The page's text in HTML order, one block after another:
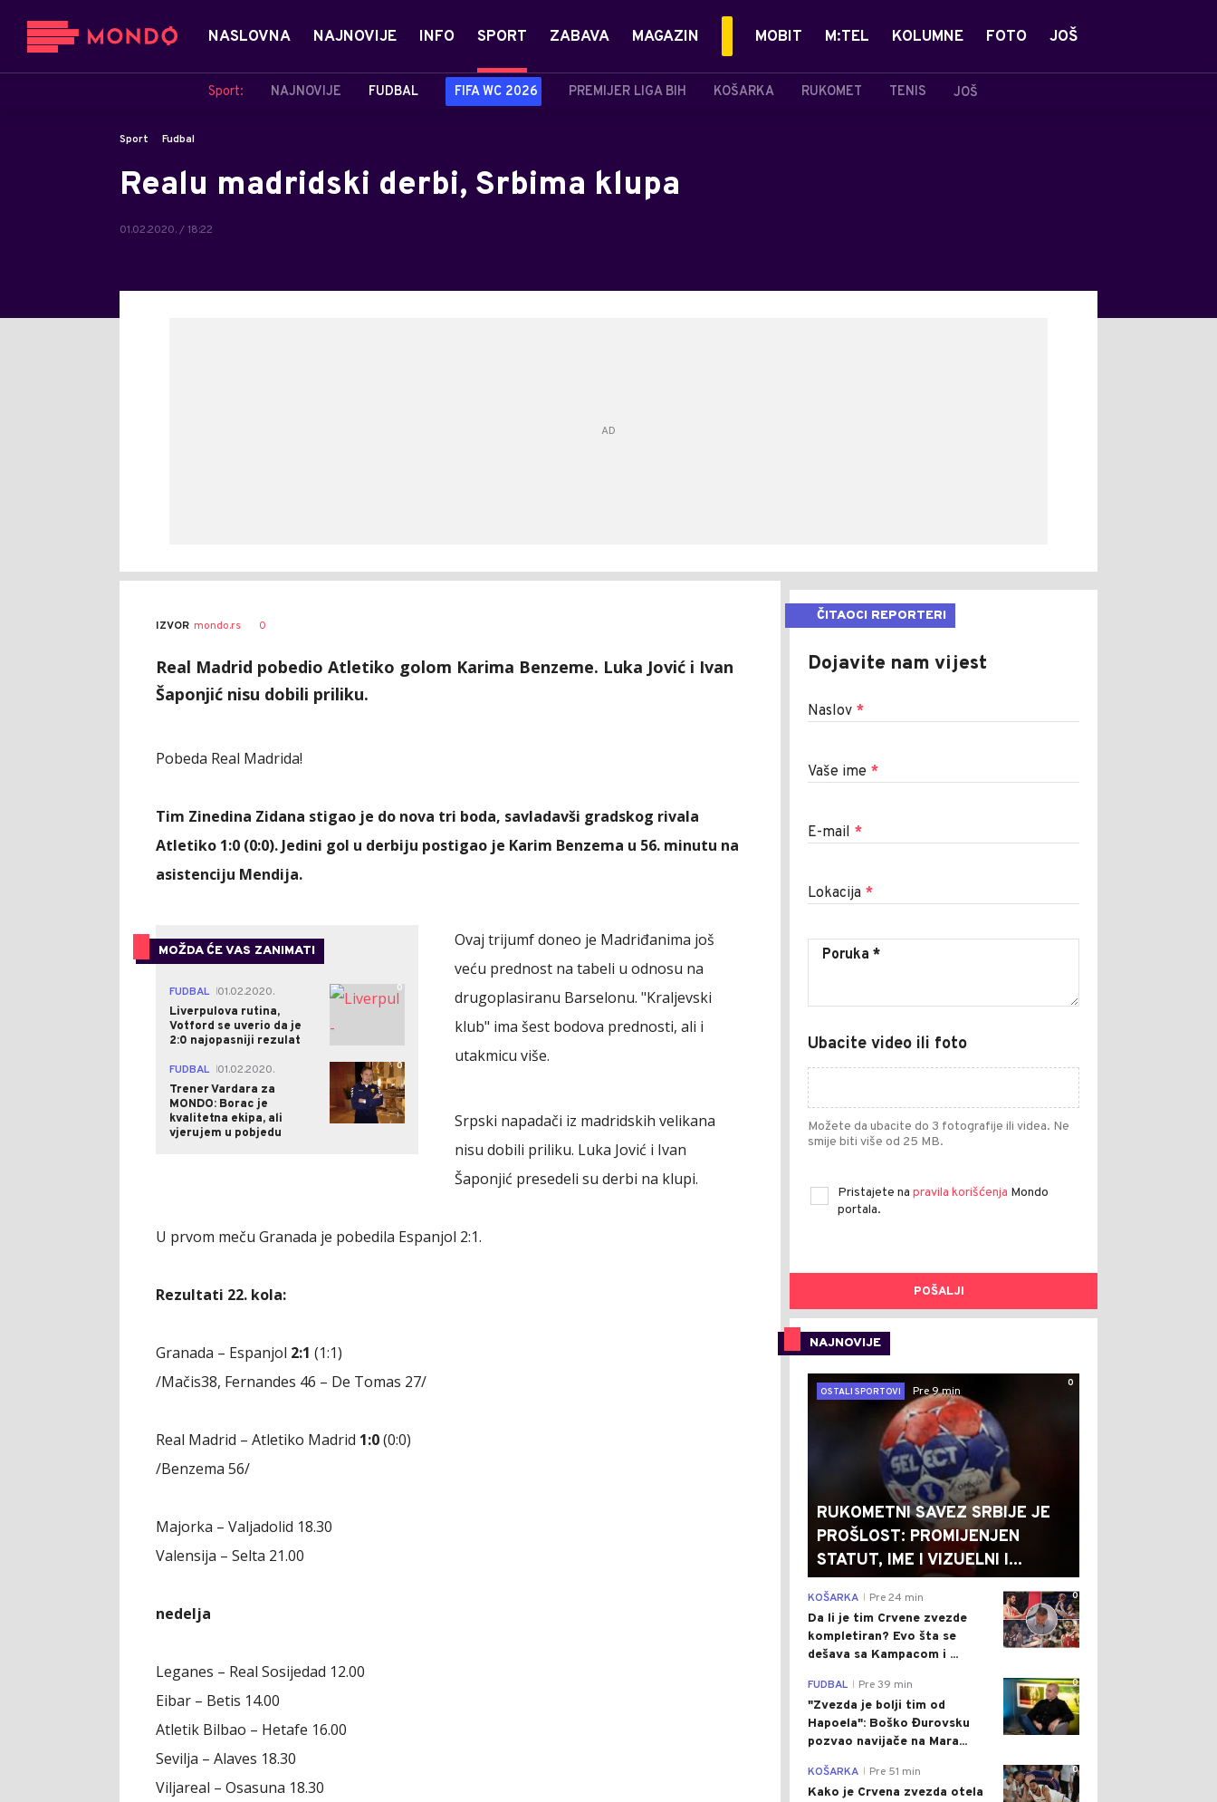
NASLOVNA NAJNOVIJE INFO SPORT
Sport: NAJNOVIJE FUDBAL FIFA WC 2026 PREMIJER LIGA BIH KOŠARKA RUKOMET TENIS JOŠ
ZABAVA MAGAZIN MOBIT M:TEL KOLUMNE FOTO JOŠ
Sport Fudbal
Realu madridski derbi, Srbima klupa
01.02.2020. / 18:22
IZVOR mondo.rs 0
Real Madrid pobedio Atletiko golom Karima Benzeme. Luka Jović i Ivan
Šaponjić nisu dobili priliku.
Pobeda Real Madrida!
Tim Zinedina Zidana stigao je do nova tri boda, savladavši gradskog rivala
Atletiko 1:0 (0:0). Jedini gol u derbiju postigao je Karim Benzema u 56. minutu na
asistenciju Mendija.
MOŽDA ĆE VAS ZANIMATI
FUDBAL 01.02.2020.
Liverpulova rutina,
Votford se uverio da je
2:0 najopasniji rezulat
0
FUDBAL 01.02.2020.
Trener Vardara za
MONDO: Borac je
kvalitetna ekipa, ali
vjerujem u pobjedu
0
Ovaj trijumf doneo je Madriđanima još
veću prednost na tabeli u odnosu na
drugoplasiranu Barselonu. "Kraljevski
klub" ima šest bodova prednosti, ali i
utakmicu više.
Srpski napadači iz madridskih velikana
nisu dobili priliku. Luka Jović i Ivan
Šaponjić presedeli su derbi na klupi.
U prvom meču Granada je pobedila Espanjol 2:1.
Rezultati 22. kola:
Granada – Espanjol 2:1 (1:1)
/Mačis38, Fernandes 46 – De Tomas 27/
Real Madrid – Atletiko Madrid 1:0(0:0)
/Benzema 56/
Majorka – Valjadolid 18.30
Valensija – Selta 21.00
nedelja
Leganes – Real Sosijedad 12.00
Eibar – Betis 14.00
Atletik Bilbao – Hetafe 16.00
Sevilja – Alaves 18.30
Viljareal – Osasuna 18.30
ČITAOCI REPORTERI
Dojavite nam vijest
Naslov *
Vaše ime *
E-mail *
Lokacija *
Ubacite video ili foto
Možete da ubacite do 3 fotografije ili videa. Ne
smije biti više od 25 MB.
Pristajete na pravila korišćenja Mondo
portala.
POŠALJI
NAJNOVIJE
0
OSTALI SPORTOVI
Pre 9 min
RUKOMETNI SAVEZ SRBIJE JE
PROŠLOST: PROMIJENJEN
STATUT, IME I VIZUELNI I...
0
KOŠARKA Pre 24 min
Da li je tim Crvene zvezde
kompletiran? Evo šta se
dešava sa Kampacom i ...
0
FUDBAL Pre 39 min
"Zvezda je bolji tim od
Hapoela": Boško Đurovsku
pozvao navijače na Mara...
0
KOŠARKA Pre 51 min
Kako je Crvena zvezda otela